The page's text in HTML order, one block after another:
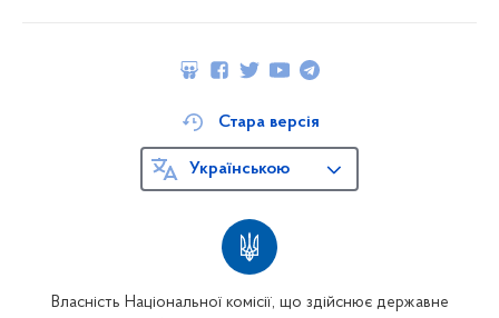
Власність Національної комісії, що здійснює державне
Стара версія
Українською